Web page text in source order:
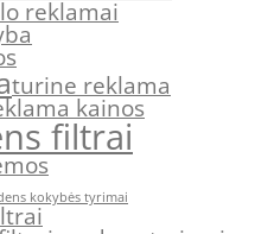
reklamai
turine reklama
kainos
filtrai
kokybės tyrimai